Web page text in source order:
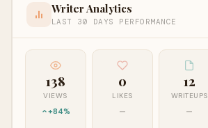
Writer Analytics
LAST 30 DAYS PERFORMANCE
138
VIEWS
+84%
0
LIKES
—
12
WRITEUPS
—